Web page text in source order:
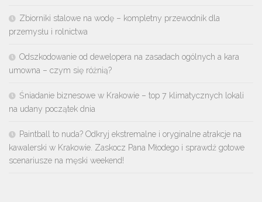
Zbiorniki stalowe na wodę – kompletny przewodnik dla
przemysłu i rolnictwa
Odszkodowanie od dewelopera na zasadach ogólnych a kara
umowna – czym się różnią?
Śniadanie biznesowe w Krakowie – top 7 klimatycznych lokali
na udany początek dnia
Paintball to nuda? Odkryj ekstremalne i oryginalne atrakcje na
kawalerski w Krakowie. Zaskocz Pana Młodego i sprawdź gotowe
scenariusze na męski weekend!